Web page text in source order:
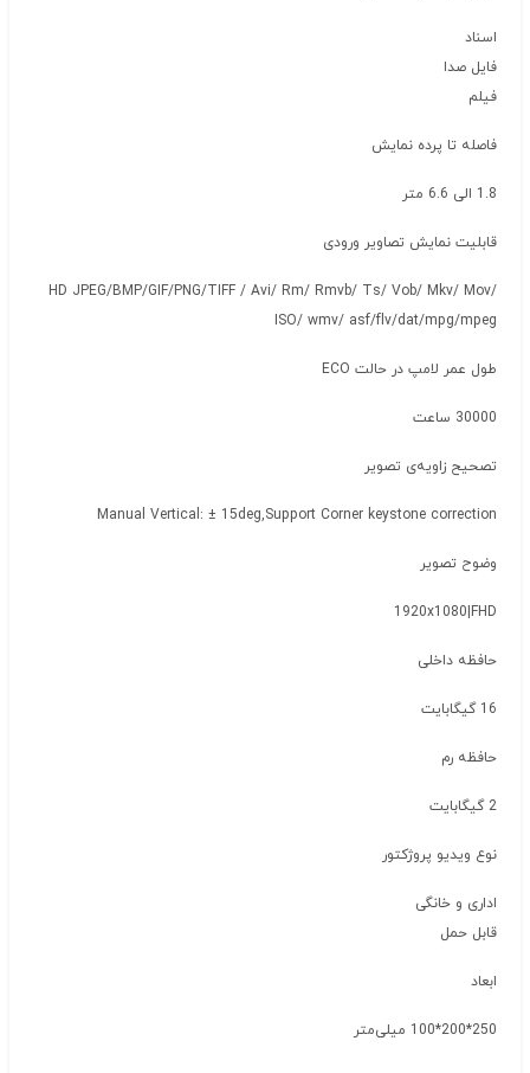
اسناد
فایل صدا
فیلم
فاصله تا پرده نمایش
1.8 الی 6.6 متر
قابلیت نمایش تصاویر ورودی
HD JPEG/BMP/GIF/PNG/TIFF / Avi/ Rm/ Rmvb/ Ts/ Vob/ Mkv/ Mov/
ISO/ wmv/ asf/flv/dat/mpg/mpeg
طول عمر لامپ در حالت ECO
30000 ساعت
تصحیح زاویه‌ی تصویر
Manual Vertical: ± 15deg,Support Corner keystone correction
وضوح تصویر
1920x1080|FHD
حافظه داخلی
16 گیگابایت
حافظه رم
2 گیگابایت
نوع ویدیو پروژکتور
اداری و خانگی
قابل حمل
ابعاد
250*200*100 میلی‌متر